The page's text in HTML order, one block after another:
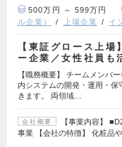
500万円 ～ 599万円
ル企業）
上場企業 イ
【東証グロース上
ー企業／女性社員も
【職務概要】 チームメンバ
内システムの開発・運用・
きます。 両領域…
会社概要
【事業内容】
事業 【会社の特徴】 化粧品